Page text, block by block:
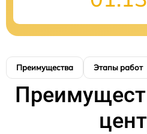
Преимущества Этапы работ